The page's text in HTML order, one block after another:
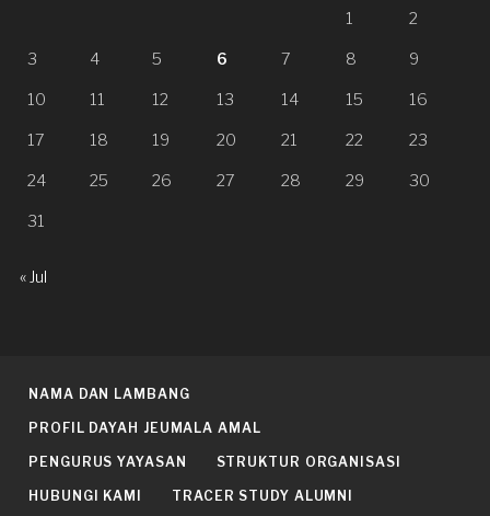
1 2
3 4 5 6 7 8 9
10 11 12 13 14 15 16
17 18 19 20 21 22 23
24 25 26 27 28 29 30
31
« Jul
NAMA DAN LAMBANG
PROFIL DAYAH JEUMALA AMAL
PENGURUS YAYASAN STRUKTUR ORGANISASI
HUBUNGI KAMI TRACER STUDY ALUMNI